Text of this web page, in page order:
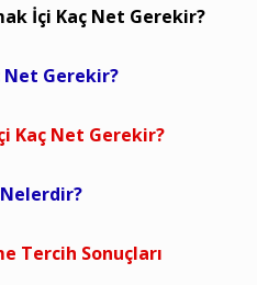
İçi Kaç Net Gerekir?
Net Gerekir?
Kaç Net Gerekir?
Tercih Sonuçları